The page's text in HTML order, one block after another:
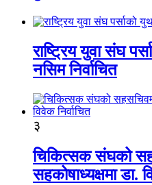
राष्ट्रिय युवा संघ
नसिम निर्वाचित
३
चिकित्सक संघको
सहकोषाध्यक्षमा डा.